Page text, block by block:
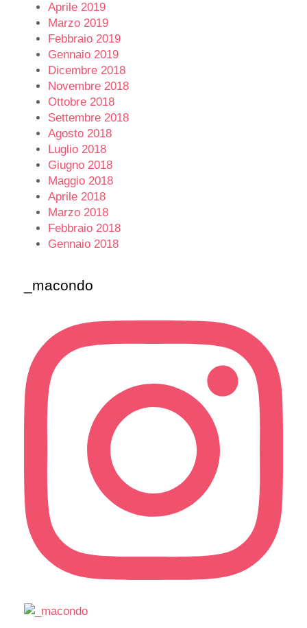
Aprile 2019
Marzo 2019
Febbraio 2019
Gennaio 2019
Dicembre 2018
Novembre 2018
Ottobre 2018
Settembre 2018
Agosto 2018
Luglio 2018
Giugno 2018
Maggio 2018
Aprile 2018
Marzo 2018
Febbraio 2018
Gennaio 2018
_macondo